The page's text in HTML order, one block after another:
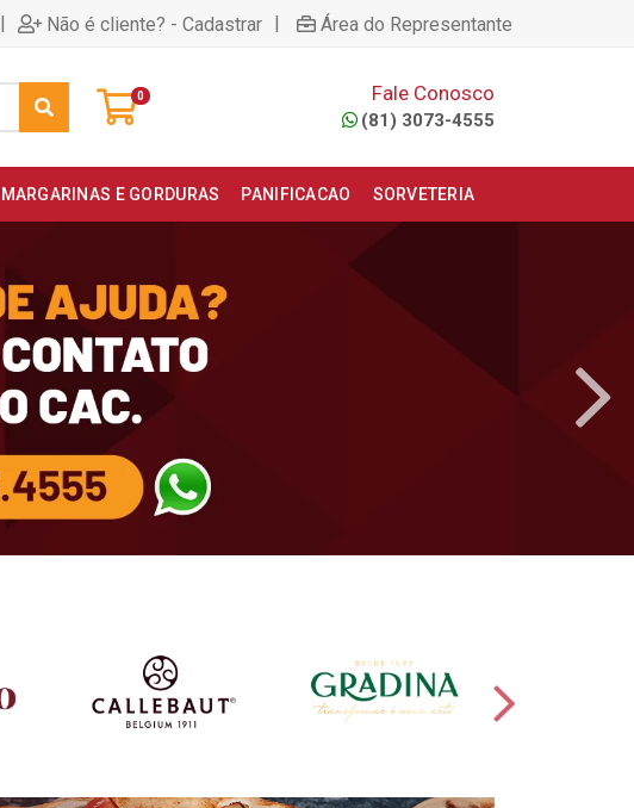
| Não é cliente? - Cadastrar | Área do Representante
0 Fale Conosco
(81) 3073-4555
MARGARINAS E GORDURAS PANIFICACAO SORVETERIA